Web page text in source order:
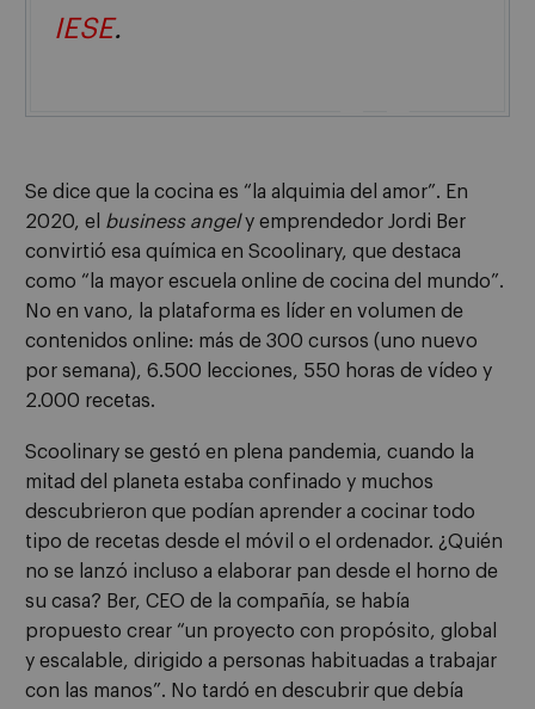
IESE.
Se dice que la cocina es “la alquimia del amor”. En
2020, el business angely emprendedor Jordi Ber
convirtió esa química en Scoolinary, que destaca
como “la mayor escuela online de cocina del mundo”.
No en vano, la plataforma es líder en volumen de
contenidos online: más de 300 cursos (uno nuevo
por semana), 6.500 lecciones, 550 horas de vídeo y
2.000 recetas.
Scoolinary se gestó en plena pandemia, cuando la
mitad del planeta estaba confinado y muchos
descubrieron que podían aprender a cocinar todo
tipo de recetas desde el móvil o el ordenador. ¿Quién
no se lanzó incluso a elaborar pan desde el horno de
su casa? Ber, CEO de la compañía, se había
propuesto crear “un proyecto con propósito, global
y escalable, dirigido a personas habituadas a trabajar
con las manos”. No tardó en descubrir que debía